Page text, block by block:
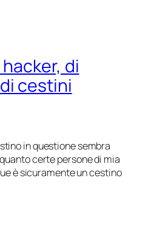
di
cestini
in questione sembra
certe persone di mia
è sicuramente un cestino